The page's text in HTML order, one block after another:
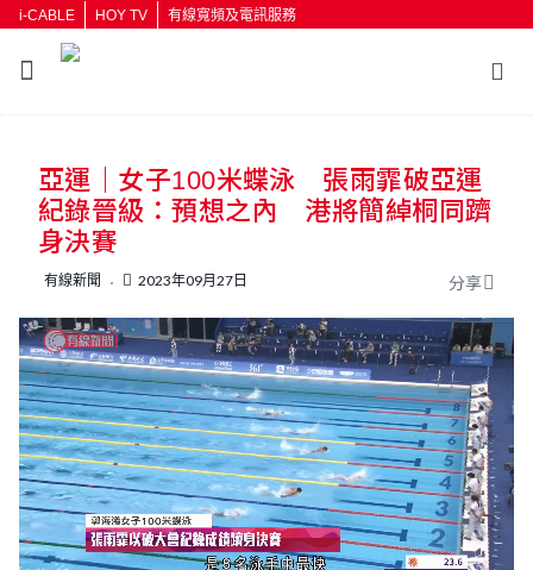
i-CABLE HOY TV 有線寬頻及電訊服務
按輸入鍵開始搜尋
亞運｜女子100米蝶泳 張雨霏破亞運
紀錄晉級：預想之內 港將簡綽桐同躋
身決賽
有線新聞 2023年09月27日 分享